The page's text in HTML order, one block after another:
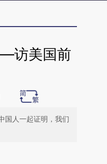
访美国前
国人一起证明，我们